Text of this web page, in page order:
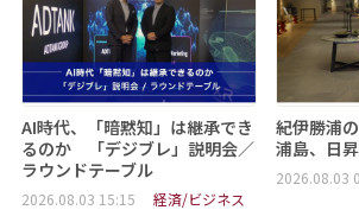
AI時代、「暗黙知」は継承でき
るのか 「デジブレ」説明会／
ラウンドテーブル
2026.08.03 15:15 経済/ビジネス
紀伊勝浦
浦島、日
2026.08.03